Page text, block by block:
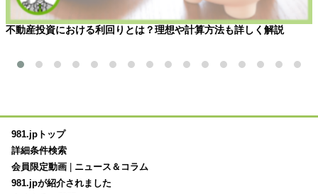
不動産投資における利回りとは？理想や計算方法も詳しく解説
981.jpトップ
詳細条件検索
会員限定動画
ニュース＆コラム
981.jpが紹介されました